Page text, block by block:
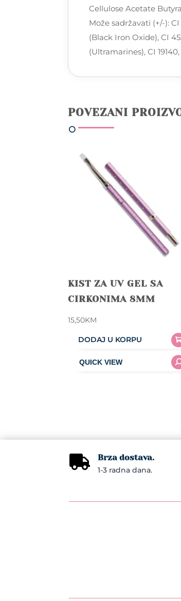
Cellulose Acetate
Može sadržavati (+/-):
(Black Iron Oxide), CI
(Ultramarines), CI
POVEZANI
KIST ZA UV GEL SA
CIRKONIMA 8MM
15,50KM
DODAJ U KORPU
 Brza dostava.
1-3 radna dana.